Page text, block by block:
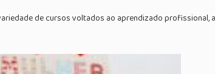
de cursos voltados ao aprendizado